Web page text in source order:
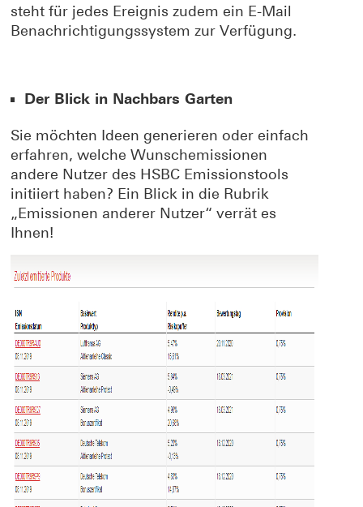
steht für jedes Ereignis zudem ein E-Mail
Benachrichtigungssystem zur Verfügung.
Der Blick in Nachbars Garten
Sie möchten Ideen generieren oder einfach
erfahren, welche Wunschemissionen
andere Nutzer des HSBC Emissionstools
initiiert haben? Ein Blick in die Rubrik
„Emissionen anderer Nutzer“ verrät es
Ihnen!